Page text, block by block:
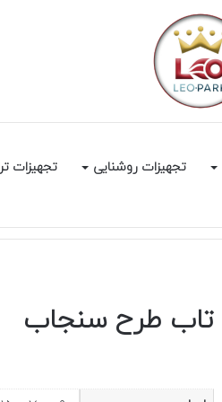
تجهیزات روشنایی تجهیزات
تاب طرح سنجاب